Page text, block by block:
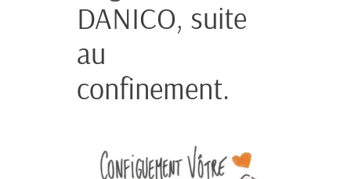
DANICO, suite
au
confinement.